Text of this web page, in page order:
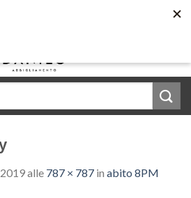
alle 787 × 787 in abito 8PM